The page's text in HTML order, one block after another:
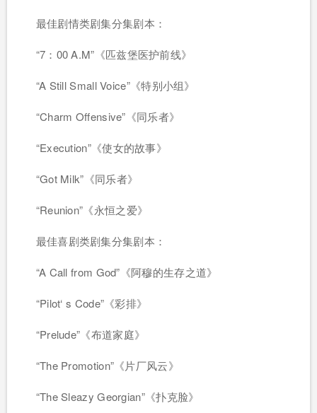
最佳剧情类剧集分集剧本：
“7：00 A.M”《匹兹堡医护前线》
“A Still Small Voice”《特别小组》
“Charm Offensive”《同乐者》
“Execution”《使女的故事》
“Got Milk”《同乐者》
“Reunion”《永恒之爱》
最佳喜剧类剧集分集剧本：
“A Call from God”《阿穆的生存之道》
“Pilot‘ s Code”《彩排》
“Prelude”《布道家庭》
“The Promotion”《片厂风云》
“The Sleazy Georgian”《扑克脸》